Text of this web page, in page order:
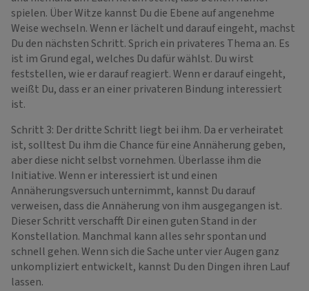
spielen. Über Witze kannst Du die Ebene auf angenehme
Weise wechseln. Wenn er lächelt und darauf eingeht, machst
Du den nächsten Schritt. Sprich ein privateres Thema an. Es
ist im Grund egal, welches Du dafür wählst. Du wirst
feststellen, wie er darauf reagiert. Wenn er darauf eingeht,
weißt Du, dass er an einer privateren Bindung interessiert
ist.
Schritt 3: Der dritte Schritt liegt bei ihm. Da er verheiratet
ist, solltest Du ihm die Chance für eine Annäherung geben,
aber diese nicht selbst vornehmen. Überlasse ihm die
Initiative. Wenn er interessiert ist und einen
Annäherungsversuch unternimmt, kannst Du darauf
verweisen, dass die Annäherung von ihm ausgegangen ist.
Dieser Schritt verschafft Dir einen guten Stand in der
Konstellation. Manchmal kann alles sehr spontan und
schnell gehen. Wenn sich die Sache unter vier Augen ganz
unkompliziert entwickelt, kannst Du den Dingen ihren Lauf
lassen.